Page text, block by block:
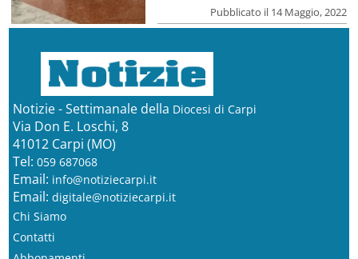
Pubblicato il 14 Maggio, 2022
Notizie - Settimanale della Diocesi di Carpi
Via Don E. Loschi, 8
41012 Carpi (MO)
Tel: 059 687068
Email: info@notiziecarpi.it
Email: digitale@notiziecarpi.it
Chi Siamo
Contatti